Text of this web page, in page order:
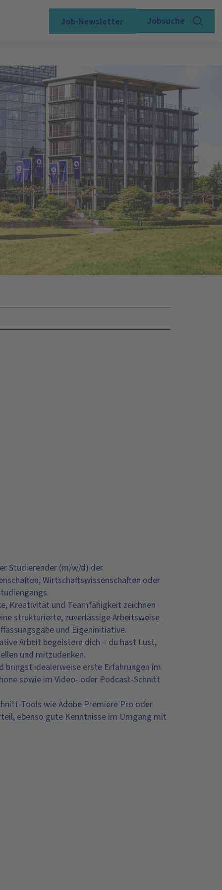
Job-Newsletter Jobsuche
Studierender (m/w/d) der
Wirtschaftswissenschaften oder
Kreativität und Teamfähigkeit zeichnen
strukturierte, zuverlässige Arbeitsweise
und Eigeninitiative.
Arbeit begeistern dich – du hast Lust,
und mitzudenken.
bringst idealerweise erste Erfahrungen im
sowie im Video- oder Podcast-Schnitt
Tools wie Adobe Premiere Pro oder
ebenso gute Kenntnisse im Umgang mit